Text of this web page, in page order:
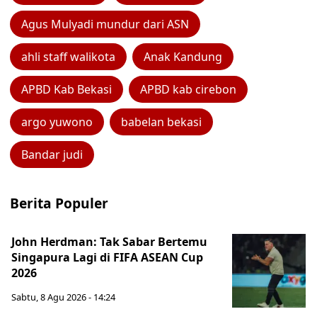
Agus Mulyadi mundur dari ASN
ahli staff walikota Anak Kandung
APBD Kab Bekasi APBD kab cirebon
argo yuwono babelan bekasi
Bandar judi
Berita Populer
John Herdman: Tak Sabar Bertemu
Singapura Lagi di FIFA ASEAN Cup
2026
Sabtu, 8 Agu 2026 - 14:24